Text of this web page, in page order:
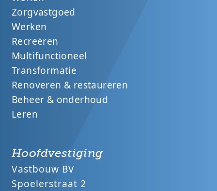
Zorgvastgoed
Werken
Recreëren
Multifunctioneel
Transformatie
Renoveren & restaureren
Beheer & onderhoud
Leren
Hoofdvestiging
Vastbouw BV
Spoelerstraat 2